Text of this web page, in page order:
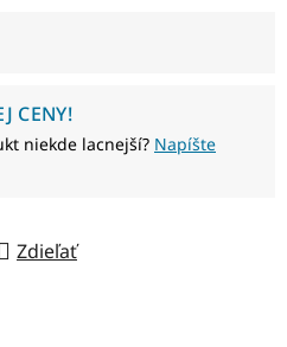
CENY!
niekde lacnejší? Napíšte
Zdieľať